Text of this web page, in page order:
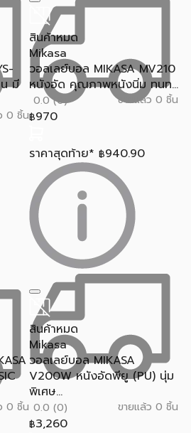
มี
0 ชิ้น
สินค้าหมด
Mikasa
วอลเลย์บอล MIKASA MV210
หนังอัด คุณภาพหนังนิ่ม ทนท...
0.0 (0) ขายแล้ว 0 ชิ้น
฿970
ราคาสุดท้าย* ฿940.90
0 ชิ้น
สินค้าหมด
Mikasa
วอลเลย์บอล MIKASA
V200W หนังอัดพียู (PU) นุ่ม
พิเศษ...
0.0 (0) ขายแล้ว 0 ชิ้น
฿3,260